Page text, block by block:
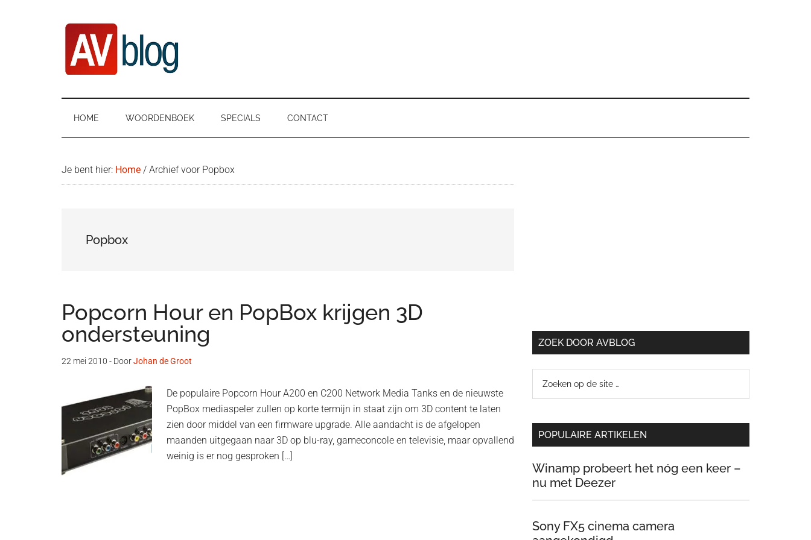
AVblog
HOME WOORDENBOEK SPECIALS CONTACT
Je bent hier: Home / Archief voor Popbox
Popbox
Popcorn Hour en PopBox krijgen 3D
ondersteuning
22 mei 2010 - DoorJohan de Groot
De populaire Popcorn Hour A200 en C200 Network Media Tanks en de nieuwste
PopBox mediaspeler zullen op korte termijn in staat zijn om 3D content te laten
zien door middel van een firmware upgrade. Alle aandacht is de afgelopen
maanden uitgegaan naar 3D op blu-ray, gameconcole en televisie, maar opvallend
weinig is er nog gesproken […]
ZOEK DOOR AVBLOG
site
POPULAIRE ARTIKELEN
Winamp probeert het nóg een keer –
nu met Deezer
Sony FX5 cinema camera